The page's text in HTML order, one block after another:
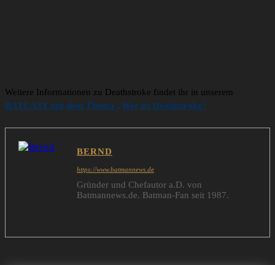
Weitere Informationen zu Deathstroke findet ihr in unserem
BATCAST mit dem Thema „Wer ist Deathstroke“
BERND
https://www.batmannews.de
Gründer und Chefautor a.D. von
Batmannews.de. Batman-Fan seit 1987.